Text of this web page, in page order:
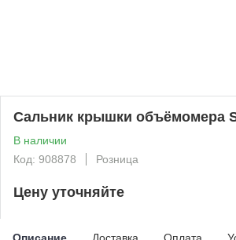
Сальник крышки объёмомера
В наличии
Код: 908878
Розница
Цену уточняйте